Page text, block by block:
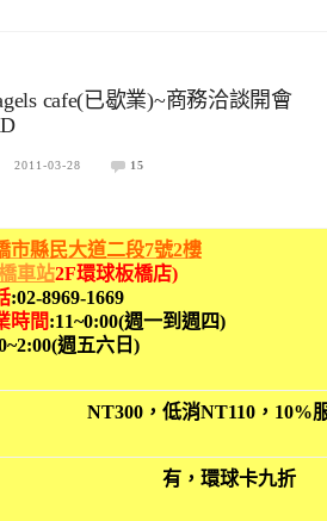
cafe(已歇業)~商務洽談開會
2011-03-28 15
市縣民大道二段7號2樓
車站2F環球板橋店)
:02-8969-1669
時間:11~0:00(週一到週四)
週五六日)
NT300，低消NT110，10%
有，環球卡九折